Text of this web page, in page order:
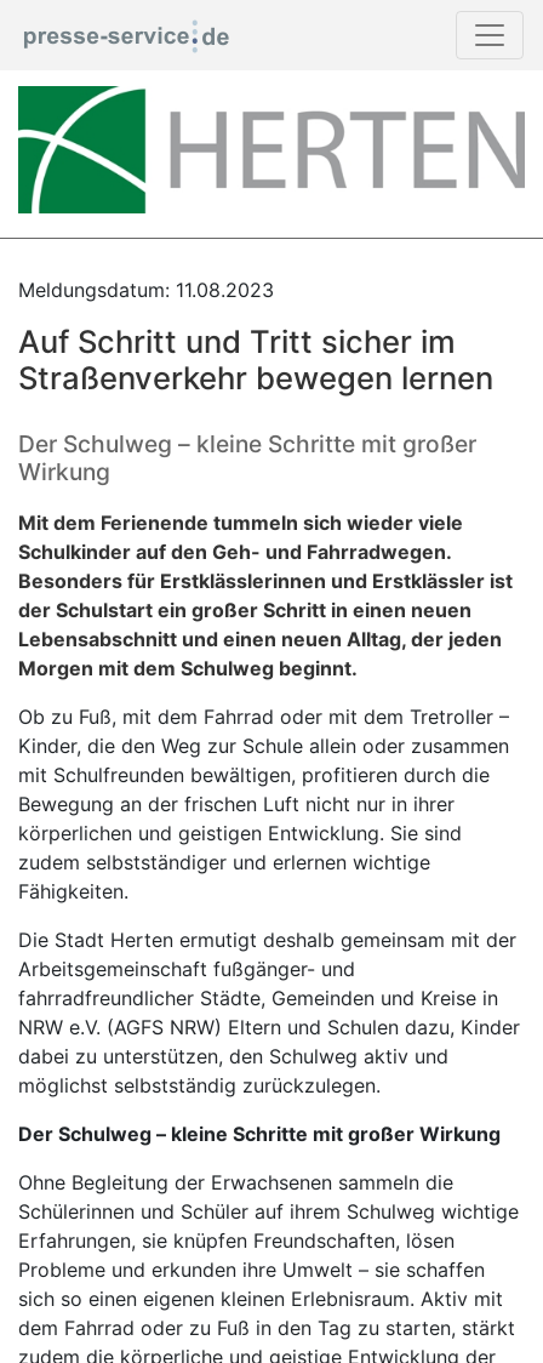
Meldungsdatum: 11.08.2023
Auf Schritt und Tritt sicher im
Straßenverkehr bewegen lernen
Der Schulweg – kleine Schritte mit großer
Wirkung
Mit dem Ferienende tummeln sich wieder viele
Schulkinder auf den Geh- und Fahrradwegen.
Besonders für Erstklässlerinnen und Erstklässler ist
der Schulstart ein großer Schritt in einen neuen
Lebensabschnitt und einen neuen Alltag, der jeden
Morgen mit dem Schulweg beginnt.
Ob zu Fuß, mit dem Fahrrad oder mit dem Tretroller –
Kinder, die den Weg zur Schule allein oder zusammen
mit Schulfreunden bewältigen, profitieren durch die
Bewegung an der frischen Luft nicht nur in ihrer
körperlichen und geistigen Entwicklung. Sie sind
zudem selbstständiger und erlernen wichtige
Fähigkeiten.
Die Stadt Herten ermutigt deshalb gemeinsam mit der
Arbeitsgemeinschaft fußgänger- und
fahrradfreundlicher Städte, Gemeinden und Kreise in
NRW e.V. (AGFS NRW) Eltern und Schulen dazu, Kinder
dabei zu unterstützen, den Schulweg aktiv und
möglichst selbstständig zurückzulegen.
Der Schulweg – kleine Schritte mit großer Wirkung
Ohne Begleitung der Erwachsenen sammeln die
Schülerinnen und Schüler auf ihrem Schulweg wichtige
Erfahrungen, sie knüpfen Freundschaften, lösen
Probleme und erkunden ihre Umwelt – sie schaffen
sich so einen eigenen kleinen Erlebnisraum. Aktiv mit
dem Fahrrad oder zu Fuß in den Tag zu starten, stärkt
zudem die körperliche und geistige Entwicklung der